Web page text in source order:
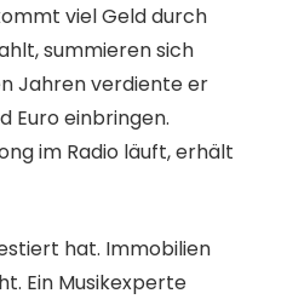
viel Geld durch
summieren sich
Jahren verdiente er
Euro einbringen.
im Radio läuft, erhält
hat. Immobilien
Ein Musikexperte